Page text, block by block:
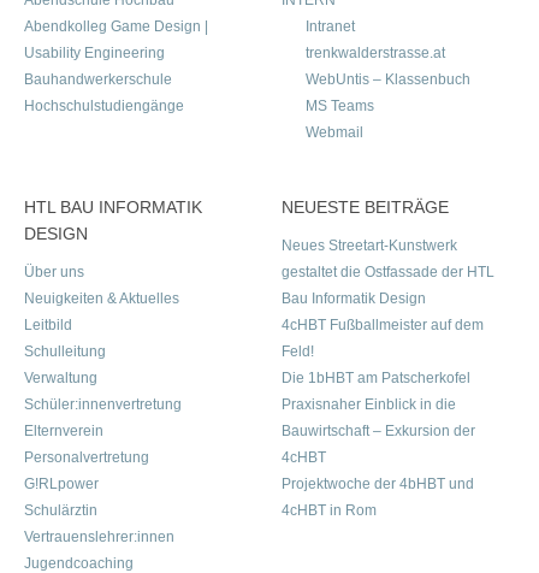
Abendkolleg Game Design |
Usability Engineering
Bauhandwerkerschule
Hochschulstudiengänge
Intranet
trenkwalderstrasse.at
WebUntis – Klassenbuch
MS Teams
Webmail
HTL BAU INFORMATIK
DESIGN
Über uns
Neuigkeiten & Aktuelles
Leitbild
Schulleitung
Verwaltung
Schüler:innenvertretung
Elternverein
Personalvertretung
G!RLpower
Schulärztin
Vertrauenslehrer:innen
Jugendcoaching
NEUESTE BEITRÄGE
Neues Streetart-Kunstwerk
gestaltet die Ostfassade der HTL
Bau Informatik Design
4cHBT Fußballmeister auf dem
Feld!
Die 1bHBT am Patscherkofel
Praxisnaher Einblick in die
Bauwirtschaft – Exkursion der
4cHBT
Projektwoche der 4bHBT und
4cHBT in Rom